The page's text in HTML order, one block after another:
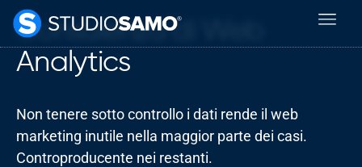
Consulenza di Web
Analytics
Non tenere sotto controllo i dati rende il web
marketing inutile nella maggior parte dei casi.
Controproducente nei restanti.